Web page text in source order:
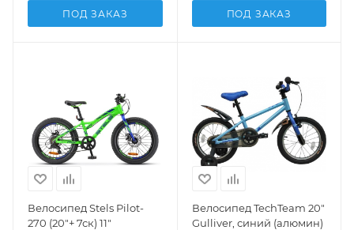
ПОД ЗАКАЗ ПОД ЗАКАЗ
Велосипед Stels Pilot-
270 (20"+ 7ск) 11"
Велосипед TechTeam 20"
Gulliver, синий (алюмин)